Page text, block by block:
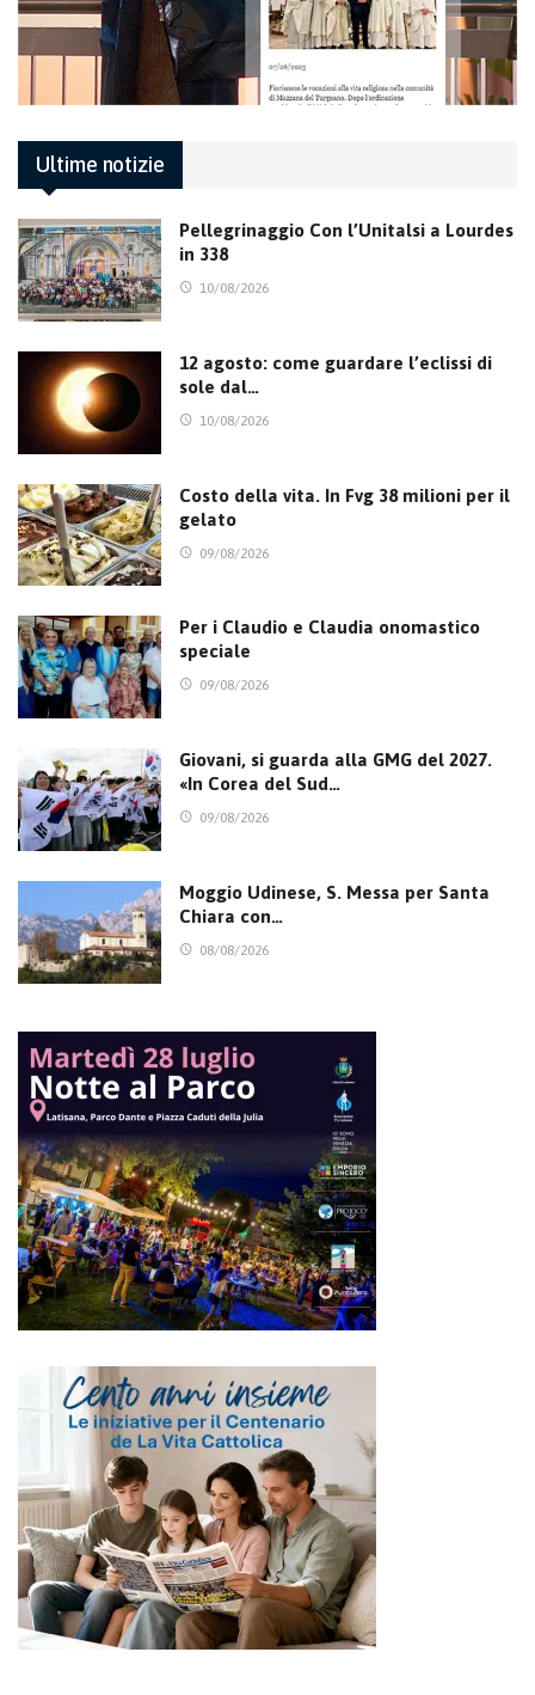
Ultime notizie
Pellegrinaggio Con l’Unitalsi a Lourdes
in 338
10/08/2026
12 agosto: come guardare l’eclissi di
sole dal…
10/08/2026
Costo della vita. In Fvg 38 milioni per il
gelato
09/08/2026
Per i Claudio e Claudia onomastico
speciale
09/08/2026
Giovani, si guarda alla GMG del 2027.
«In Corea del Sud…
09/08/2026
Moggio Udinese, S. Messa per Santa
Chiara con…
08/08/2026